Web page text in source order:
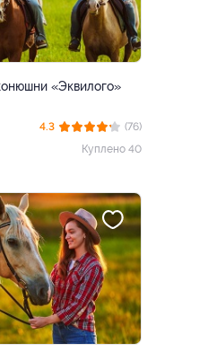
«Эквилого»
ул.,
4.3
(76)
Куплено 40